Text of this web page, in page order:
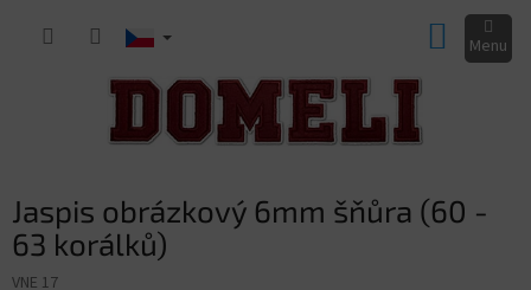
KOŠÍK
Jaspis obrázkový 6mm šňůra (60 -
63 korálků)
VNE 17